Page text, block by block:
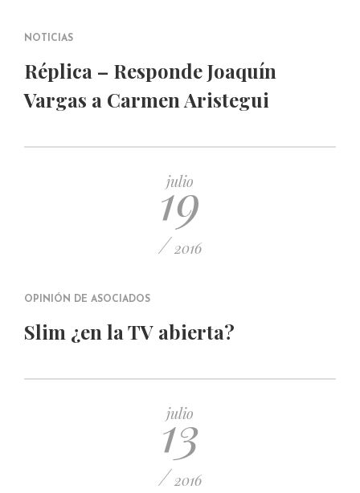
NOTICIAS
Réplica – Responde Joaquín
Vargas a Carmen Aristegui
julio
19
/ 2016
OPINIÓN DE ASOCIADOS
Slim ¿en la TV abierta?
julio
13
/ 2016